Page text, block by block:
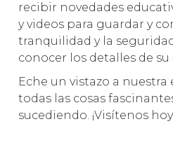
recibir novedades
y videos para guardar y
tranquilidad y la
conocer los detalles de su
Eche un vistazo a nuestra
todas las cosas
sucediendo. ¡Visítenos